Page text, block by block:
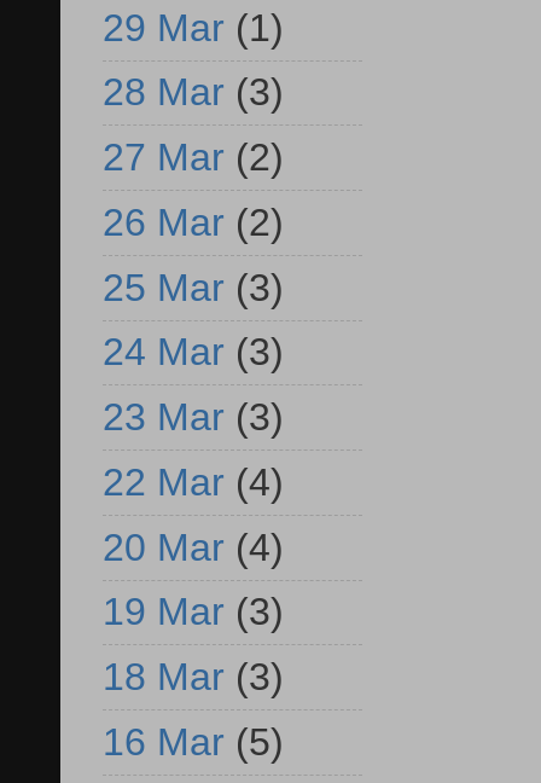
29 Mar (1)
28 Mar (3)
27 Mar (2)
26 Mar (2)
25 Mar (3)
24 Mar (3)
23 Mar (3)
22 Mar (4)
20 Mar (4)
19 Mar (3)
18 Mar (3)
16 Mar (5)